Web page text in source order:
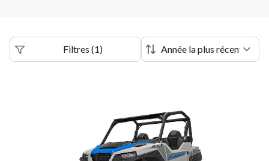
Filtres (1)